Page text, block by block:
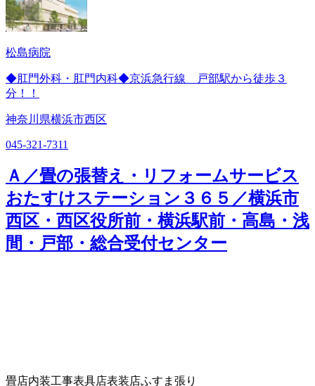
松島病院
◆肛門外科・肛門内科◆京浜急行線 戸部駅から徒歩３
分！！
神奈川県横浜市西区
045-321-7311
Ａ／畳の張替え・リフォームサービス
おたすけステーション３６５／横浜市
西区・西区役所前・横浜駅前・高島・浅
間・戸部・総合受付センター
畳店内装工事表具店表装店ふすま張り